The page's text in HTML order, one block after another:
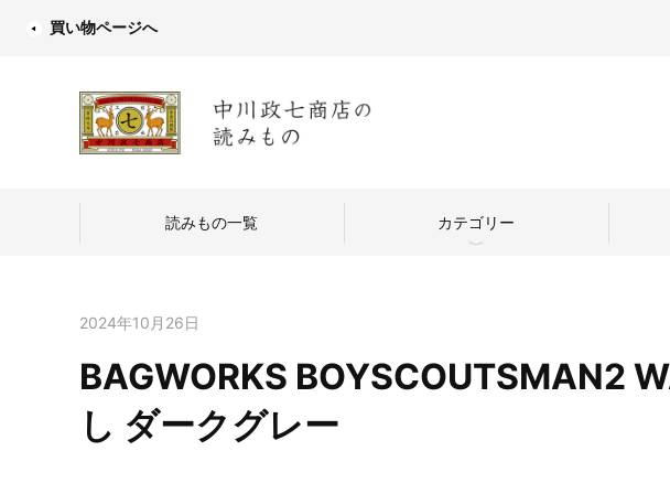
買い物ページへ
読みもの一覧 カテゴリー
中川政七商店のものづくり 日本の暮
2024年10月26日
BAGWORKS BOYSCOUTSMAN2
し ダークグレー